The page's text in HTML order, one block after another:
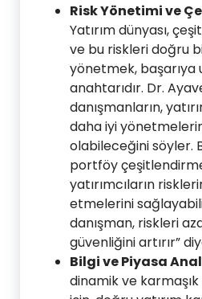
Risk Yönetimi ve
Yatırım dünyası,
ve bu riskleri doğru
yönetmek, başarıya
anahtarıdır. Dr.
danışmanların,
daha iyi
olabileceğini söyler.
portföy
yatırımcıların
etmelerini
danışman, riskleri
güvenliğini artırır”
Bilgi ve Piyasa
dinamik ve